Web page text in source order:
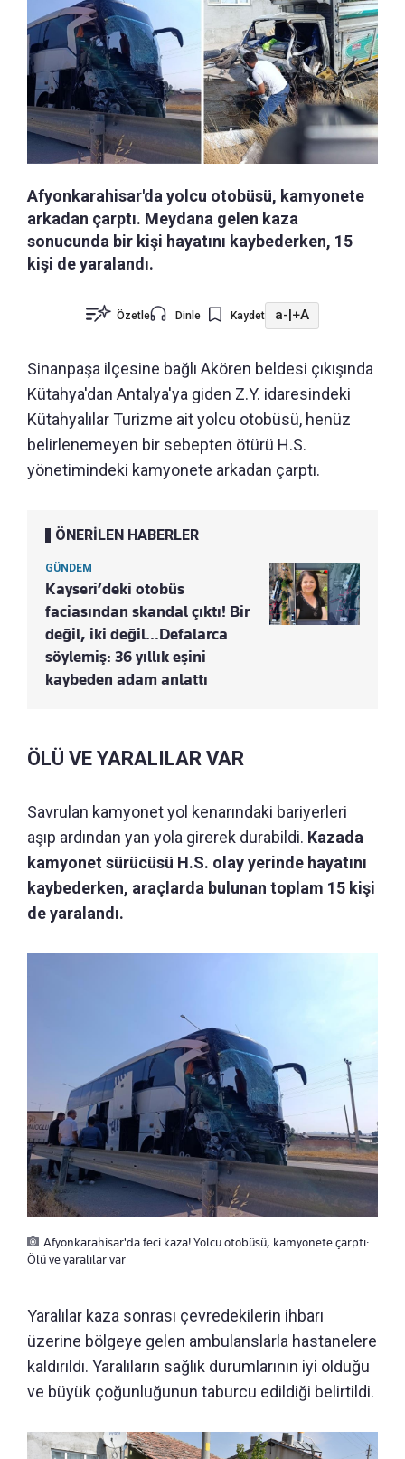
Afyonkarahisar'da yolcu otobüsü, kamyonete
arkadan çarptı. Meydana gelen kaza
sonucunda bir kişi hayatını kaybederken, 15
kişi de yaralandı.
Özetle Dinle Kaydet a- +A
Sinanpaşa ilçesine bağlı Akören beldesi çıkışında
Kütahya'dan Antalya'ya giden Z.Y. idaresindeki
Kütahyalılar Turizme ait yolcu otobüsü, henüz
belirlenemeyen bir sebepten ötürü H.S.
yönetimindeki kamyonete arkadan çarptı.
ÖNERİLEN HABERLER
GÜNDEM
Kayseri’deki otobüs
faciasından skandal çıktı! Bir
değil, iki değil…Defalarca
söylemiş: 36 yıllık eşini
kaybeden adam anlattı
ÖLÜ VE YARALILAR VAR
Savrulan kamyonet yol kenarındaki bariyerleri
aşıp ardından yan yola girerek durabildi. Kazada
kamyonet sürücüsü H.S. olay yerinde hayatını
kaybederken, araçlarda bulunan toplam 15 kişi
de yaralandı.
Afyonkarahisar'da feci kaza! Yolcu otobüsü, kamyonete çarptı:
Ölü ve yaralılar var
Yaralılar kaza sonrası çevredekilerin ihbarı
üzerine bölgeye gelen ambulanslarla hastanelere
kaldırıldı. Yaralıların sağlık durumlarının iyi olduğu
ve büyük çoğunluğunun taburcu edildiği belirtildi.